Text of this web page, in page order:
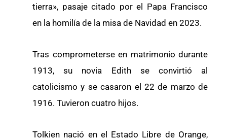
tierra», pasaje citado por el Papa Francisco
en la homilía de la misa de Navidad en 2023.
Tras comprometerse en matrimonio durante
1913, su novia Edith se convirtió al
catolicismo y se casaron el 22 de marzo de
1916. Tuvieron cuatro hijos.
Tolkien nació en el Estado Libre de Orange,